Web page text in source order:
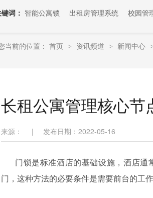
词： 智能公寓锁 出租房管理系统 校园管
当前的位置： 首页 > 资讯频道 > 新闻中心 >
长租公寓管理核心节
来源： | 发布日期：2022-05-16
门锁是标准酒店的基础设施，酒店
门，这种方法的必要条件是需要前台的工